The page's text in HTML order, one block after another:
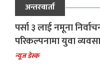
अन्तरवार्ता
पर्सा ३ लाई नमूना
परिकल्पनामा युवा
न्यूज डेस्क